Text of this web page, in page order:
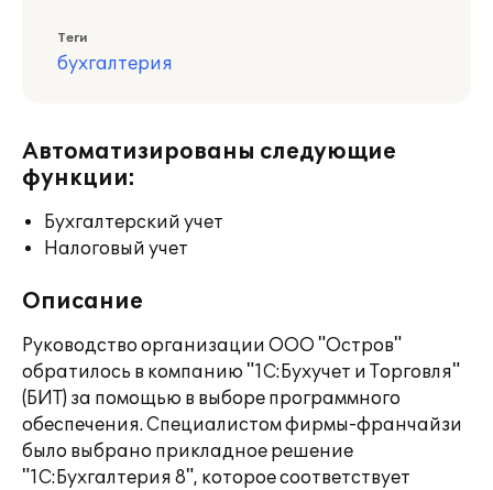
Теги
бухгалтерия
Автоматизированы следующие
функции:
Бухгалтерский учет
Налоговый учет
Описание
Руководство организации ООО "Остров"
обратилось в компанию "1С:Бухучет и Торговля"
(БИТ) за помощью в выборе программного
обеспечения. Специалистом фирмы-франчайзи
было выбрано прикладное решение
"1С:Бухгалтерия 8", которое соответствует